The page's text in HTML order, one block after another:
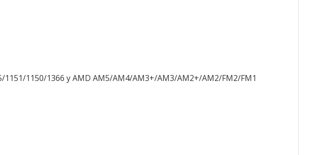
1151/1150/1366 y AMD AM5/AM4/AM3+/AM3/AM2+/AM2/FM2/FM1